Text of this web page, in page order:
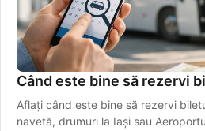
Când este bine să rezervi
Aflați când este bine să rezervi
navetă, drumuri la Iași sau